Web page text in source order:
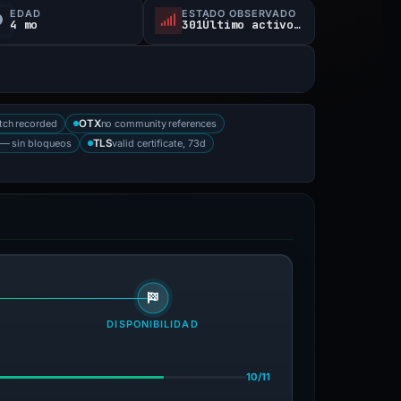
EDAD
4 mo
ESTADO OBSERVADO
301Último activo conocido
recorded OTXno community references
sin bloqueos
TLSvalid certificate, 73d
DISPONIBILIDAD
10/11